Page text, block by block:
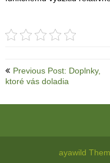
Post
navigation
Previous Post: Doplnky,
ktoré vás doladia
ayawild